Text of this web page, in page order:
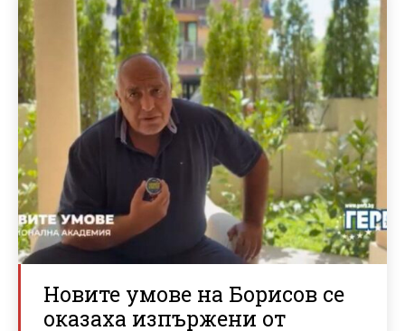
Новите умове на Борисов се
оказаха изпържени от